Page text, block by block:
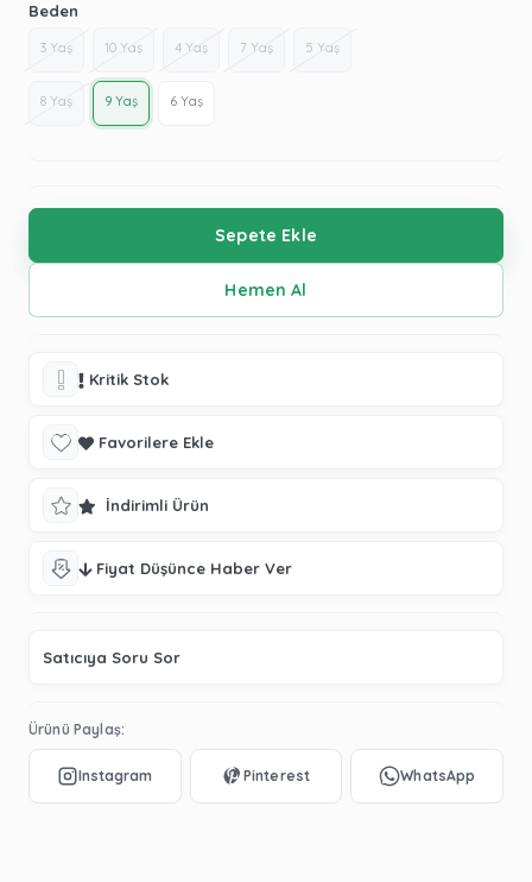
Beden
3 Yaş 10 Yaş 4 Yaş 7 Yaş 5 Yaş
8 Yaş 9 Yaş 6 Yaş
Kritik Stok
Favorilere Ekle
İndirimli Ürün
Fiyat Düşünce Haber Ver
Satıcıya Soru Sor
Ürünü Paylaş: